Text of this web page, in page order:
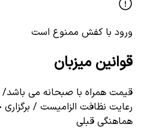
ورود با کفش ممنوع است
قوانین میزبان
قیمت همراه با صبحانه می
رعایت نظافت الزامیست /
هماهنگی قبلی